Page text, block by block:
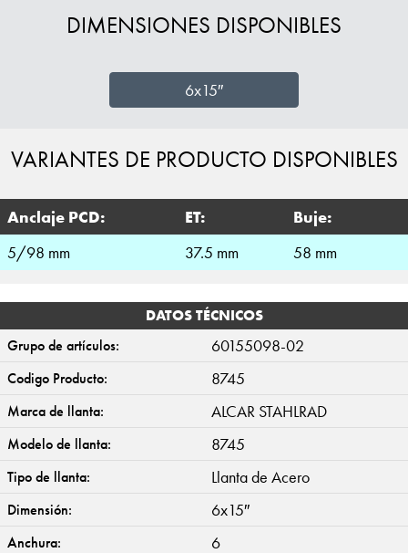
DIMENSIONES DISPONIBLES
6x15″
VARIANTES DE PRODUCTO DISPONIBLES
Anclaje PCD: ET:
Buje:
5/98 mm
37.5 mm 58 mm
DATOS TÉCNICOS
Grupo de artículos:
60155098-02
Codigo Producto: 8745
Marca de llanta: ALCAR STAHLRAD
Modelo de llanta: 8745
Tipo de llanta: Llanta de Acero
Dimensión: 6x15″
Anchura: 6